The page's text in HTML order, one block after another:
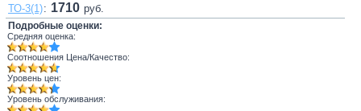
ТО-3(1): 1710 руб.
Подробные оценки:
Средняя оценка:
Соотношения Цена/Качество:
Уровень цен:
Уровень обслуживания: